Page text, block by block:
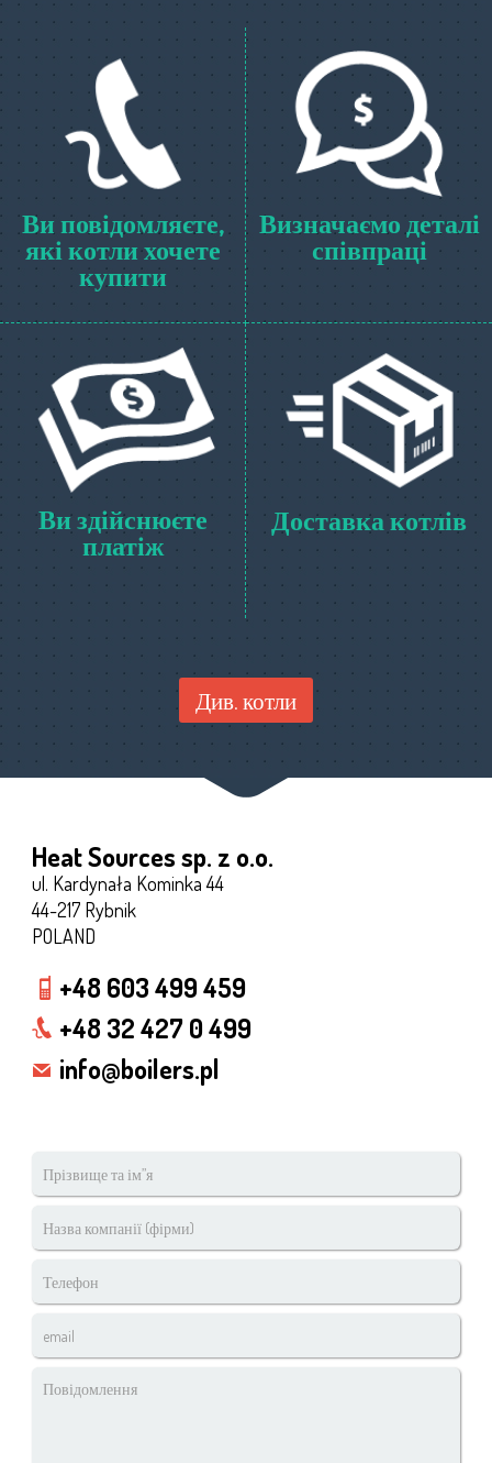
Ви повідомляєте,
які котли хочете
купити
Визначаємо деталі
співпраці
Ви здійснюєте
платіж
Доставка котлів
Див. котли
Heat Sources sp. z o.o.
ul. Kardynała Kominka 44
44-217 Rybnik
POLAND
+48 603 499 459
+48 32 427 0 499
info@boilers.pl
та
компанії